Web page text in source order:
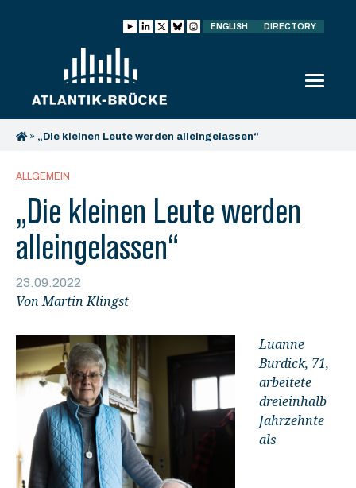
ENGLISH DIRECTORY
» „Die kleinen Leute werden alleingelassen“
ALLGEMEIN
„Die kleinen Leute werden
alleingelassen“
23.09.2022
Von Martin Klingst
Luanne
Burdick, 71,
arbeitete
dreieinhalb
Jahrzehnte
als